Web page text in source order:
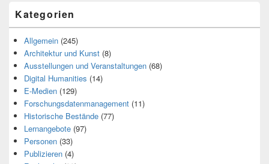
Kategorien
Allgemein (245)
Architektur und Kunst (8)
Ausstellungen und Veranstaltungen (68)
Digital Humanities (14)
E-Medien (129)
Forschungsdatenmanagement (11)
Historische Bestände (77)
Lernangebote (97)
Personen (33)
Publizieren (4)